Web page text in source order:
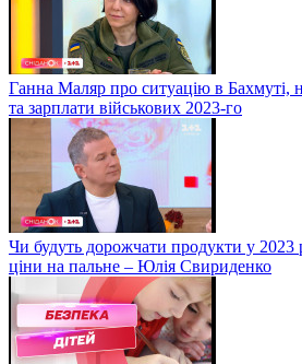
Ганна Маляр про ситуацію в Бахмуті,
та зарплати військових 2023-го
Чи будуть дорожчати продукти у 2023
ціни на пальне – Юлія Свириденко